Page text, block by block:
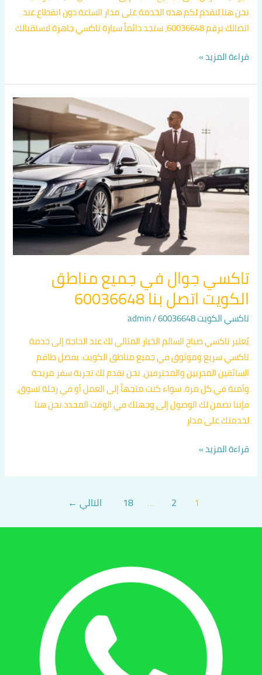
نحن هنا لنقدم لكم هذه الخدمة على مدار الساعة دون انقطاع.عند
اتصالك برقم 60036648، ستجد دائماً سيارة تاكسي جاهزة لاستقبالك
قراءة المزيد »
تاكسي جوال في جميع مناطق
الكويت اتصل بنا 60036648
تاكسي الكويت 60036648 /
admin
يُعتبر تاكسي صباح السالم الخيار المثالي لك عند الحاجة إلى خدمة
تاكسي سريع وموثوق في جميع مناطق الكويت. بفضل طاقم
السائقين المدربين والمحترفين، نحن نقدم لك تجربة سفر مريحة
وأمنة في كل مرة. سواء كنت متجهاً إلى العمل أو في رحلة تسوق،
فإننا نضمن لك الوصول إلى وجهتك في الوقت المحدد.نحن هنا
لخدمتك على مدار
مناطق
الكويت
اتصل
بنا
قراءة المزيد »
1
2
…
18 التالي ←